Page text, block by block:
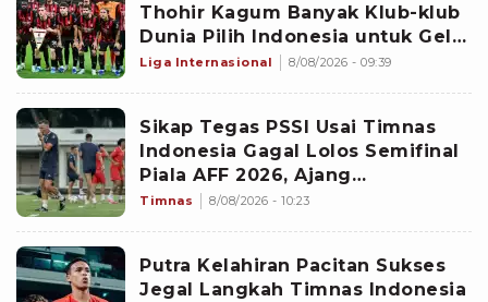
Thohir Kagum Banyak Klub-klub
Dunia Pilih Indonesia untuk Gelar
Pramusim: Dampaknya Positif
Liga Internasional 8/08/2026 - 09:39
Sikap Tegas PSSI Usai Timnas
Indonesia Gagal Lolos Semifinal
Piala AFF 2026, Ajang
Selanjutnya Jadi Pembuktian
Timnas 8/08/2026 - 10:23
Putra Kelahiran Pacitan Sukses
Jegal Langkah Timnas Indonesia